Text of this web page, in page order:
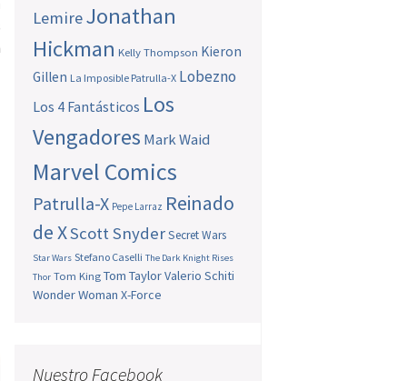
LemireJonathan
Hickman Kelly Thompson Kieron
Gillen La Imposible Patrulla-X Lobezno
Los 4 Fantásticos Los
Vengadores Mark Waid
Marvel Comics
Patrulla-X Pepe Larraz Reinado
de XScott SnyderSecret Wars
Star Wars Stefano Caselli The Dark Knight Rises
Thor Tom King Tom TaylorValerio Schiti
Wonder Woman X-Force
Nuestro Facebook